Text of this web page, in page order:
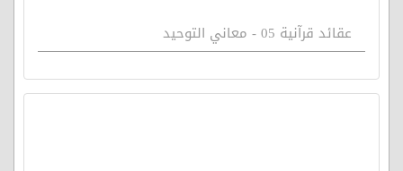
عقائد قرآنية 05 - معاني التوحيد